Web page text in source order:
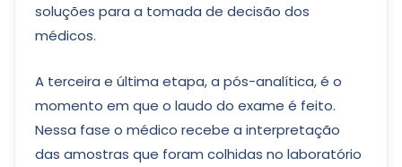
soluções para a tomada de decisão dos
médicos.
A terceira e última etapa, a pós-analítica, é o
momento em que o laudo do exame é feito.
Nessa fase o médico recebe a interpretação
das amostras que foram colhidas no laboratório